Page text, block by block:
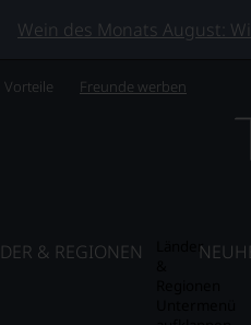
Wein des Monats August:
Vorteile Freunde werben
& REGIONEN
Länder